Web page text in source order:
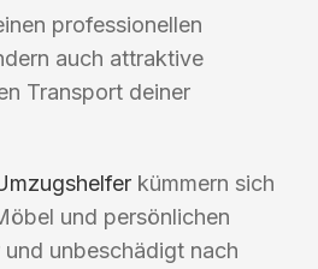
professionellen
auch attraktive
Transport deiner
kümmern sich
und persönlichen
unbeschädigt nach